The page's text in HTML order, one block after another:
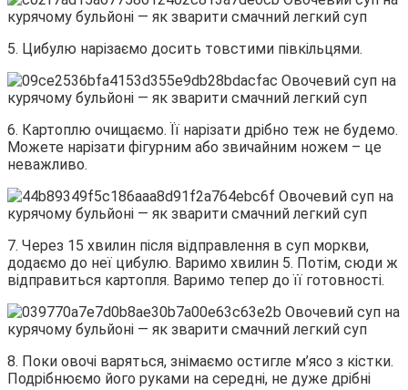
5. Цибулю нарізаємо досить товстими півкільцями.
6. Картоплю очищаємо. Її нарізати дрібно теж не будемо.
Можете нарізати фігурним або звичайним ножем – це
неважливо.
7. Через 15 хвилин після відправлення в суп моркви,
додаємо до неї цибулю. Варимо хвилин 5. Потім, сюди ж
відправиться картопля. Варимо тепер до її готовності.
8. Поки овочі варяться, знімаємо остигле м’ясо з кістки.
Подрібнюємо його руками на середні, не дуже дрібні